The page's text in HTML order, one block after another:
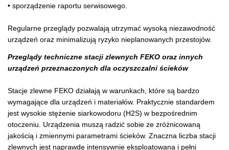
• sporządzenie raportu serwisowego.
Regularne przeglądy pozwalają utrzymać wysoką niezawodność
urządzeń oraz minimalizują ryzyko nieplanowanych przestojów.
Przeglądy techniczne stacji zlewnych FEKO oraz innych
urządzeń przeznaczonych dla oczyszczalni ścieków
Stacje zlewne FEKO działają w warunkach, które są bardzo
wymagające dla urządzeń i materiałów. Praktycznie standardem
jest wysokie stężenie siarkowodoru (H2S) w bezpośrednim
otoczeniu. Urządzenia muszą radzić sobie ze zróżnicowaną
jakością i zmiennymi parametrami ścieków. Znaczna liczba stacji
zlewnych jest naprawdę intensywnie eksploatowana i pełni